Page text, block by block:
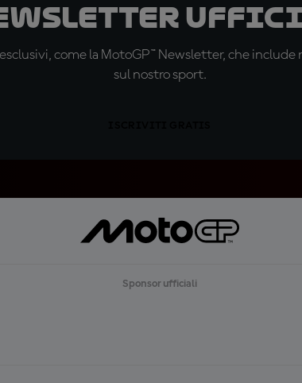
come la MotoGP™ Newsletter, che
sul nostro sport.
Sponsor ufficiali